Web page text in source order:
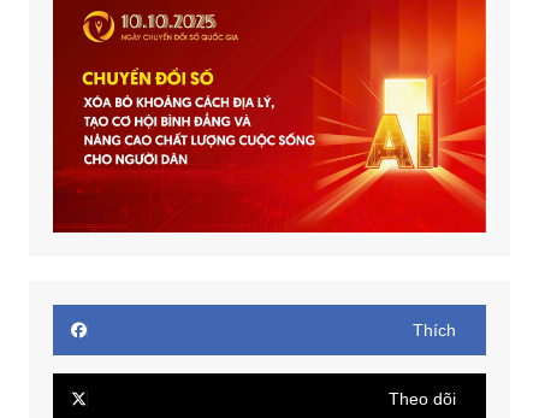
Thích
Theo dõi